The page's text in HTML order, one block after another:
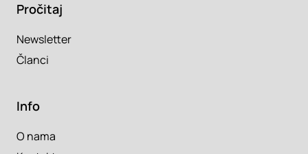
Pročitaj
Newsletter
Članci
Info
O nama